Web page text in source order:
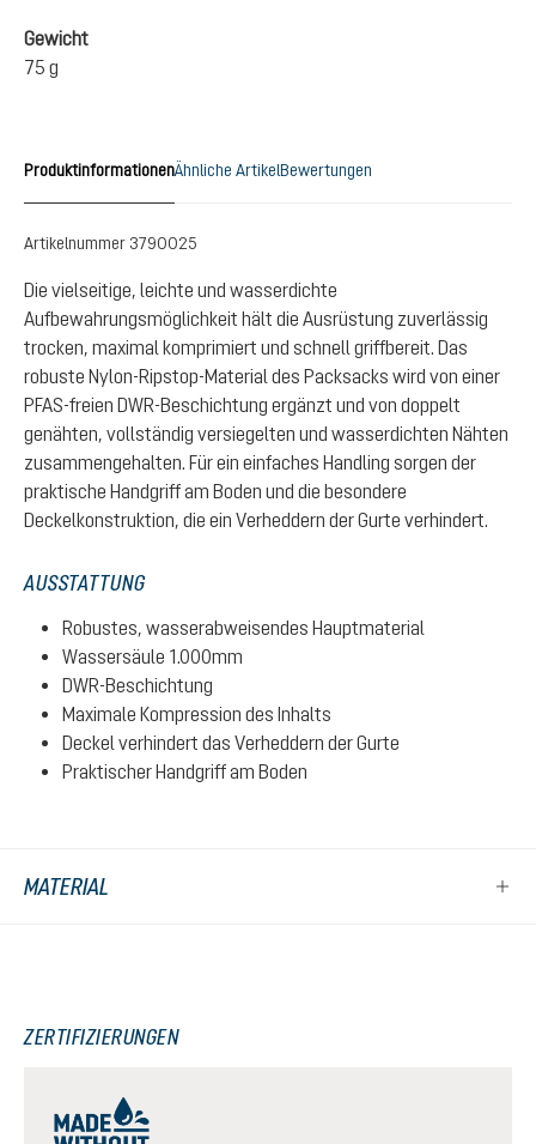
Gewicht
75 g
ProduktinformationenÄhnliche ArtikelBewertungen
Artikelnummer 3790025
Die vielseitige, leichte und wasserdichte
Aufbewahrungsmöglichkeit hält die Ausrüstung zuverlässig
trocken, maximal komprimiert und schnell griffbereit. Das
robuste Nylon-Ripstop-Material des Packsacks wird von einer
PFAS-freien DWR-Beschichtung ergänzt und von doppelt
genähten, vollständig versiegelten und wasserdichten Nähten
zusammengehalten. Für ein einfaches Handling sorgen der
praktische Handgriff am Boden und die besondere
Deckelkonstruktion, die ein Verheddern der Gurte verhindert.
AUSSTATTUNG
Robustes, wasserabweisendes Hauptmaterial
Wassersäule 1.000mm
DWR-Beschichtung
Maximale Kompression des Inhalts
Deckel verhindert das Verheddern der Gurte
Praktischer Handgriff am Boden
MATERIAL
ZERTIFIZIERUNGEN